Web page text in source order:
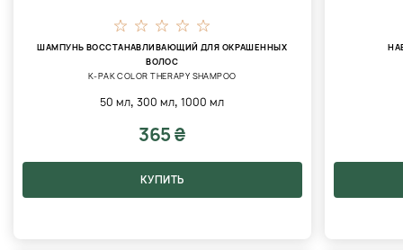
ШАМПУНЬ ВОССТАНАВЛИВАЮЩИЙ ДЛЯ ОКРАШЕННЫХ
ВОЛОС
K-PAK COLOR THERAPY SHAMPOO
50 мл,300 мл,1000 мл
365 ₴
КУПИТЬ